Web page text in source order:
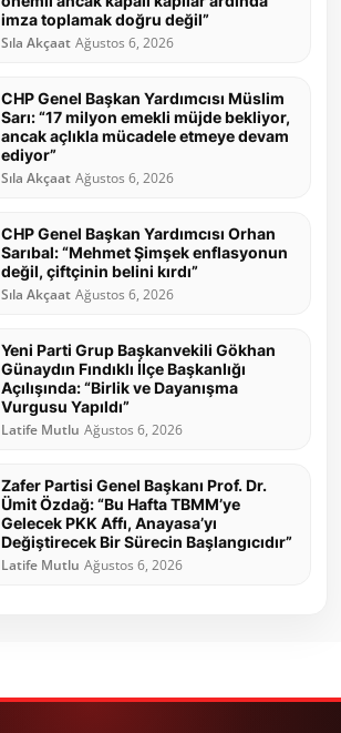
imza toplamak doğru değil”
Sıla Akçaat Ağustos 6, 2026
CHP Genel Başkan Yardımcısı Müslim
Sarı: “17 milyon emekli müjde bekliyor,
ancak açlıkla mücadele etmeye devam
ediyor”
Sıla Akçaat Ağustos 6, 2026
CHP Genel Başkan Yardımcısı Orhan
Sarıbal: “Mehmet Şimşek enflasyonun
değil, çiftçinin belini kırdı”
Sıla Akçaat Ağustos 6, 2026
Yeni Parti Grup Başkanvekili Gökhan
Günaydın Fındıklı İlçe Başkanlığı
Açılışında: “Birlik ve Dayanışma
Vurgusu Yapıldı”
Latife Mutlu Ağustos 6, 2026
Zafer Partisi Genel Başkanı Prof. Dr.
Ümit Özdağ: “Bu Hafta TBMM’ye
Gelecek PKK Affı, Anayasa’yı
Değiştirecek Bir Sürecin Başlangıcıdır”
Latife Mutlu Ağustos 6, 2026